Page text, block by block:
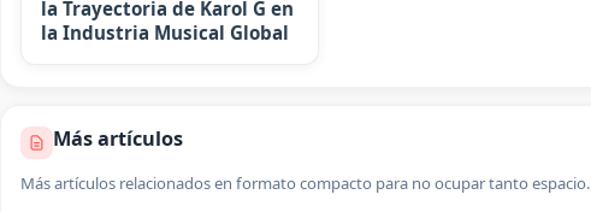
la Trayectoria de Karol G en
la Industria Musical Global
Más artículos
Más artículos relacionados en formato compacto para no ocupar tanto espacio.